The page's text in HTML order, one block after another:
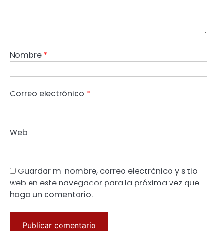
Nombre *
Correo electrónico *
Web
Guardar mi nombre, correo electrónico y sitio
web en este navegador para la próxima vez que
haga un comentario.